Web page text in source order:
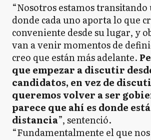
“Nosotros estamos transitando
donde cada uno aporta lo que
conveniente desde su lugar, y
van a venir momentos de
creo que están más adelante.
que empezar a discutir
candidatos, en vez de
queremos volver a ser
parece que ahí es donde
distancia”, sentenció.
“Fundamentalmente el que